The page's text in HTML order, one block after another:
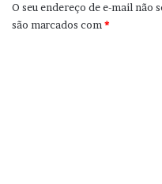
O seu endereço de e-mail não
são marcados com *